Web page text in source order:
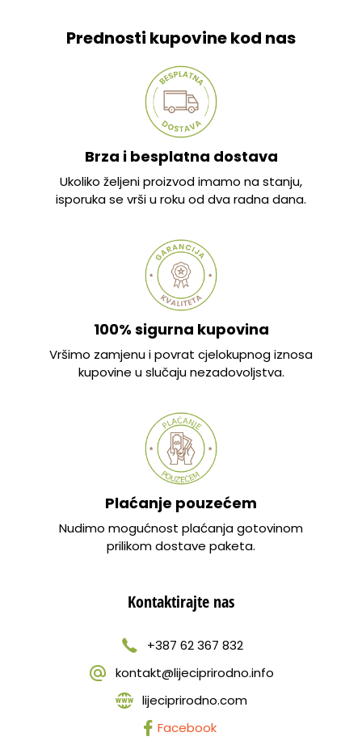
Prednosti kupovine kod nas
Brza i besplatna dostava
Ukoliko željeni proizvod imamo na stanju,
isporuka se vrši u roku od dva radna dana.
100% sigurna kupovina
Vršimo zamjenu i povrat cjelokupnog iznosa
kupovine u slučaju nezadovoljstva.
Plaćanje pouzećem
Nudimo mogućnost plaćanja gotovinom
prilikom dostave paketa.
Kontaktirajte nas
+387 62 367 832
kontakt@lijeciprirodno.info
lijeciprirodno.com
Facebook